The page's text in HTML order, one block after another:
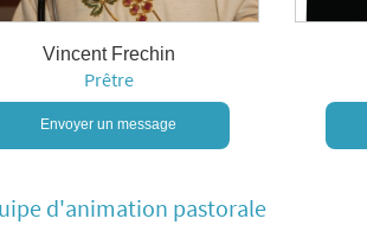
Vincent Frechin
Prêtre
Envoyer un message
d'animation pastorale